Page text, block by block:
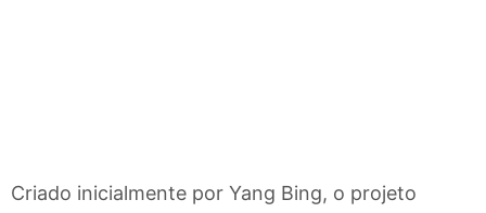
Criado inicialmente por Yang Bing, o projeto